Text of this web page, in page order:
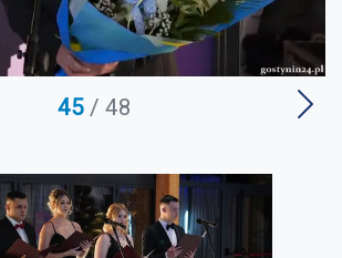
45 / 48